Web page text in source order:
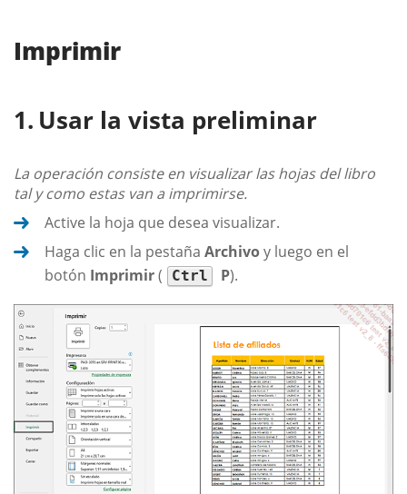
Imprimir
Usar la vista preliminar
La operación consiste en visualizar las hojas del libro
tal y como estas van a imprimirse.
Active la hoja que desea visualizar.
Haga clic en la pestaña Archivoy luego en el
botón Imprimir( Ctrl P).